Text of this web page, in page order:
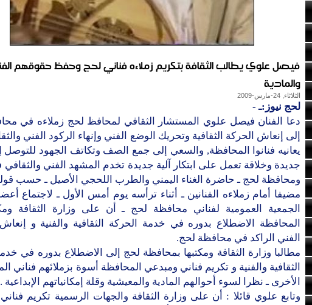
فيصل علوي يطالب الثقافة بتكريم زملاءه فناني لحج وحفظ حقوقهم
والمادية
الثلاثاء, 24-مارس-2009
لحج نيوز:ـ-
دعا الفنان فيصل علوي المستشار الثقافي لمحافظ لحج زملاءه في
إلى إنعاش الحركة الثقافية وتحريك الوضع الفني وإنهاء الركود الفني
يعانيه فنانوا المحافظة, والسعي إلى جمع الصف وتكاتف الجهود للتوصل
جديدة وخلاقة تعمل على ابتكار آلية جديدة تخدم المشهد الفني
ومحافظة لحج ـ حاضرة الغناء اليمني والطرب اللحجي الأصيل ـ حسب
مضيفا أمام زملاءه الفنانين ـ أثناء ترأسه يوم أمس الأول ـ لاجتماع
الجمعية العمومية لفناني محافظة لحج ـ أن على وزارة الثقافة
المحافظة الاضطلاع بدوره في خدمة الحركة الثقافية والفنية و
الفني الراكد في محافظة لحج.
مطالبا وزارة الثقافة ومكتبها بمحافظة لحج إلى الاضطلاع بدوره في
الثقافية والفنية و تكريم فناني ومبدعي المحافظة أسوة بزملائهم فناني
الأخرى ـ نظرا لسوء أحوالهم المادية والمعيشية وقلة إمكانياتهم الإبداعية .
وتابع علوي قائلا : أن على وزارة الثقافة والجهات الرسمية تكريم